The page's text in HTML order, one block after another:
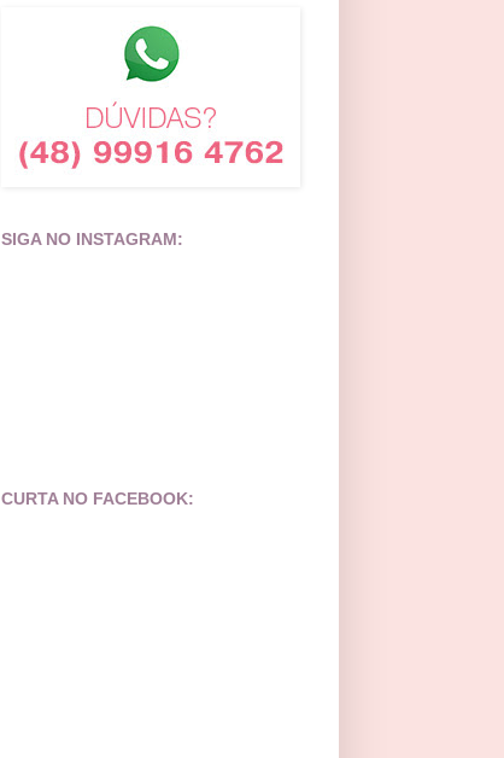
SIGA NO INSTAGRAM:
CURTA NO FACEBOOK: